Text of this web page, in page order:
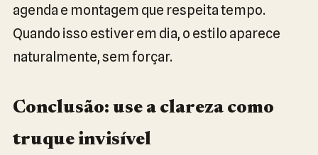
agenda e montagem que respeita tempo.
Quando isso estiver em dia, o estilo aparece
naturalmente, sem forçar.
Conclusão: use a clareza como
truque invisível